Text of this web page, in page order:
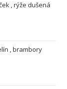
, rýže dušená
, brambory